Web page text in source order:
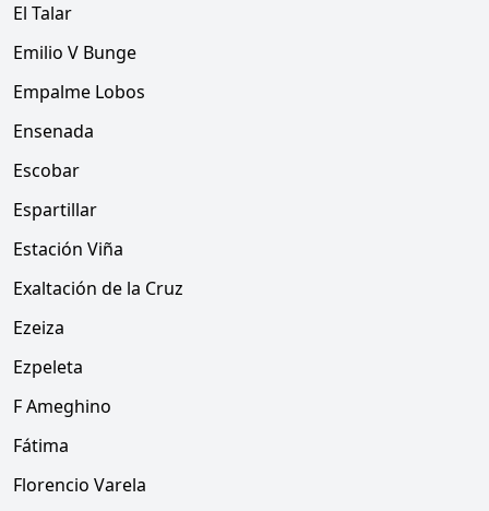
El Talar
Emilio V Bunge
Empalme Lobos
Ensenada
Escobar
Espartillar
Estación Viña
Exaltación de la Cruz
Ezeiza
Ezpeleta
F Ameghino
Fátima
Florencio Varela